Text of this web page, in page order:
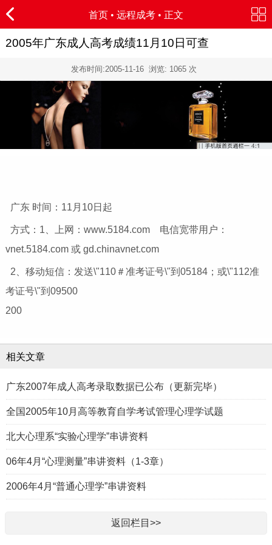
首页 • 远程成考 • 正文
2005年广东成人高考成绩11月10日可查
发布时间:2005-11-16浏览: 1065次
广东 时间：11月10日起
方式：1、上网：www.5184.com 电信宽带用户：
vnet.5184.com 或 gd.chinavnet.com
2、移动短信：发送\"110＃准考证号\"到05184；或\"112准
考证号\"到09500
200
相关文章
广东2007年成人高考录取数据已公布（更新完毕）
全国2005年10月高等教育自学考试管理心理学试题
北大心理系“实验心理学”串讲资料
06年4月“心理测量”串讲资料（1-3章）
2006年4月“普通心理学”串讲资料
返回栏目>>